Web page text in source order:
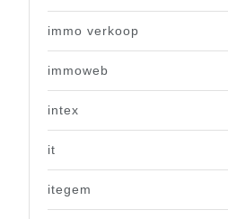
immo verkoop
immoweb
intex
it
itegem